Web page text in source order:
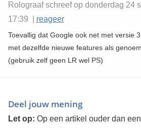
Rolograaf schreef op donderdag 24
17:39 | reageer
Toevallig dat Google ook net met versie
met dezelfde nieuwe features als
(gebruik zelf geen LR wel PS)
Deel jouw mening
Let op: Op een artikel ouder dan